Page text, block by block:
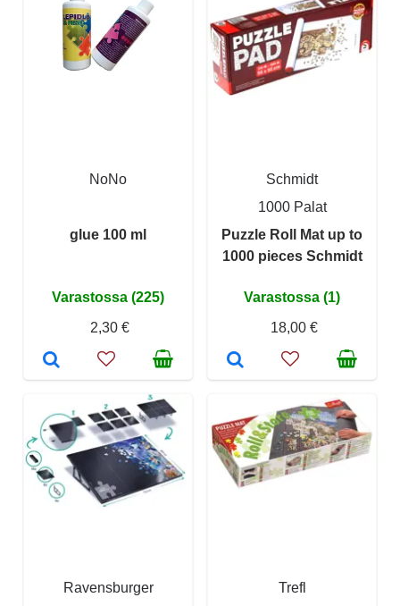
NoNo
glue 100 ml
Varastossa (225)
2,30 €
Schmidt
1000 Palat
Puzzle Roll Mat up to
1000 pieces Schmidt
Varastossa (1)
18,00 €
Ravensburger
Trefl